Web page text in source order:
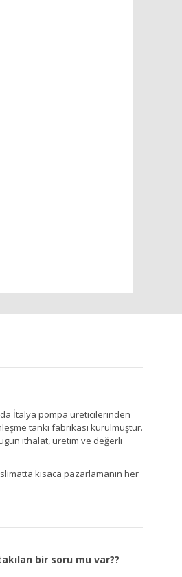
İtalya pompa üreticilerinden
tankı fabrikası kurulmuştur.
ithalat, üretim ve değerli
kısaca pazarlamanın her
bir soru mu var??